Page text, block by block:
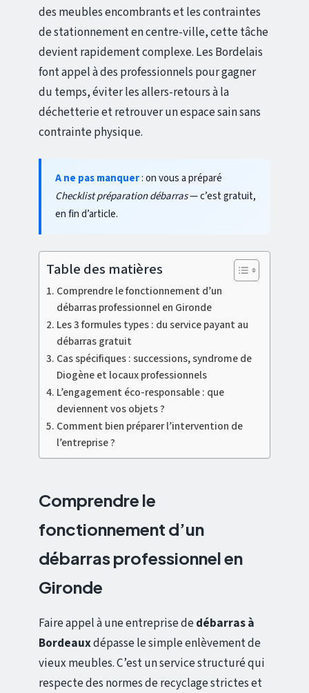
des meubles encombrants et les contraintes
de stationnement en centre-ville, cette tâche
devient rapidement complexe. Les Bordelais
font appel à des professionnels pour gagner
du temps, éviter les allers-retours à la
déchetterie et retrouver un espace sain sans
contrainte physique.
A ne pas manquer: on vous a préparé
Checklist préparation débarras— c’est gratuit,
en fin d’article.
Table des matières
Comprendre le fonctionnement d’un
débarras professionnel en Gironde
Les 3 formules types : du service payant au
débarras gratuit
Cas spécifiques : successions, syndrome de
Diogène et locaux professionnels
L’engagement éco-responsable : que
deviennent vos objets ?
Comment bien préparer l’intervention de
l’entreprise ?
Comprendre le
fonctionnement d’un
débarras professionnel en
Gironde
Faire appel à une entreprise dedébarras à
Bordeauxdépasse le simple enlèvement de
vieux meubles. C’est un service structuré qui
respecte des normes de recyclage strictes et